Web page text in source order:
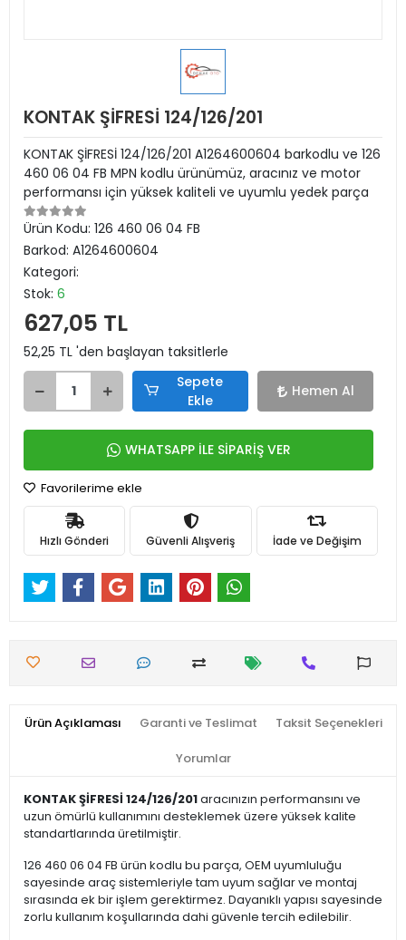
KONTAK ŞİFRESİ 124/126/201
KONTAK ŞİFRESİ 124/126/201 A1264600604 barkodlu ve 126
460 06 04 FB MPN kodlu ürünümüz, aracınız ve motor
performansı için yüksek kaliteli ve uyumlu yedek parça
Ürün Kodu: 126 460 06 04 FB
Barkod: A1264600604
Kategori:
Stok: 6
627,05 TL
52,25 TL 'den başlayan taksitlerle
Sepete
Ekle
Hemen Al
WHATSAPP İLE SİPARİŞ VER
Favorilerime ekle
Hızlı Gönderi Güvenli Alışveriş İade ve Değişim
Ürün Açıklaması Garanti ve Teslimat Taksit Seçenekleri
Yorumlar
KONTAK ŞİFRESİ 124/126/201aracınızın performansını ve
uzun ömürlü kullanımını desteklemek üzere yüksek kalite
standartlarında üretilmiştir.
126 460 06 04 FB ürün kodlu bu parça, OEM uyumluluğu
sayesinde araç sistemleriyle tam uyum sağlar ve montaj
sırasında ek bir işlem gerektirmez. Dayanıklı yapısı sayesinde
zorlu kullanım koşullarında dahi güvenle tercih edilebilir.